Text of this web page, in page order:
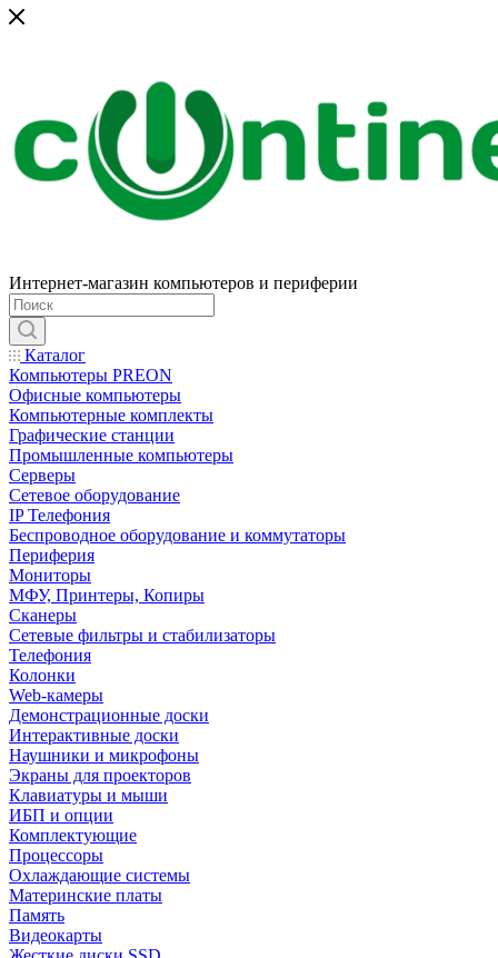
Интернет-магазин компьютеров и периферии
Каталог
Компьютеры PREON
Офисные компьютеры
Компьютерные комплекты
Графические станции
Промышленные компьютеры
Серверы
Сетевое оборудование
IP Телефония
Беспроводное оборудование и коммутаторы
Периферия
Мониторы
МФУ, Принтеры, Копиры
Сканеры
Сетевые фильтры и стабилизаторы
Телефония
Колонки
Web-камеры
Демонстрационные доски
Интерактивные доски
Наушники и микрофоны
Экраны для проекторов
Клавиатуры и мыши
ИБП и опции
Комплектующие
Процессоры
Охлаждающие системы
Материнские платы
Память
Видеокарты